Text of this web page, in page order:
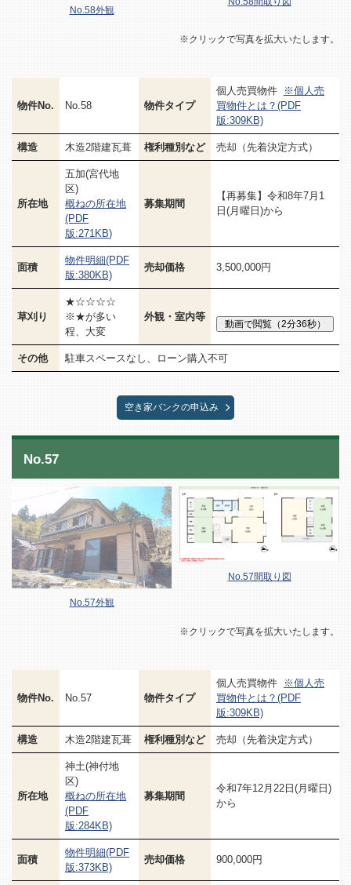
No.58外観
※クリックで写真を拡大いたします。
物件No. No.58 物件タイプ
個人売買物件
※個人売
買物件とは？(PDF
版:309KB)
構造 木造2階建瓦葺 権利種別など 売却（先着決定方式）
所在地
五加(宮代地
区)
概ねの所在地
(PDF
版:271KB)
募集期間
【再募集】令和8年7月1
日(月曜日)から
面積
物件明細(PDF
版:380KB)
売却価格 3,500,000円
草刈り
★☆☆☆☆
※★が多い
程、大変
外観・室内等
その他 駐車スペースなし、ローン購入不可
空き家バンクの申込み
No.57
No.57外観
No.57間取り図
※クリックで写真を拡大いたします。
物件No. No.57 物件タイプ
個人売買物件
※個人売
買物件とは？(PDF
版:309KB)
構造 木造2階建瓦葺 権利種別など 売却（先着決定方式）
所在地
神土(神付地
区)
概ねの所在地
(PDF
版:284KB)
募集期間
令和7年12月22日(月曜日)
から
面積
物件明細(PDF
版:373KB)
売却価格 900,000円